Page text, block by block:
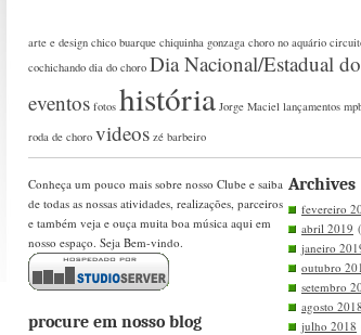
arte e design chico buarque chiquinha gonzaga choro no aquário
cochichando dia do choro Dia Nacional/Estadual
eventos fotos história Jorge Maciel lançamentos
roda de choro videos zé barbeiro
Conheça um pouco mais sobre nosso Clube e saiba
de todas as nossas atividades, realizações, parceiros
e também veja e ouça muita boa música aqui em
nosso espaço. Seja Bem-vindo.
procure em nosso blog
Archives
fevereiro
abril 2019
janeiro
outubro
setembro
agosto 2018
julho 2018